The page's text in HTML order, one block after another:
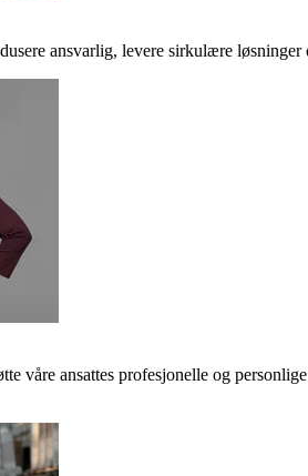
ansvarlig, levere sirkulære
våre ansattes profesjonelle og